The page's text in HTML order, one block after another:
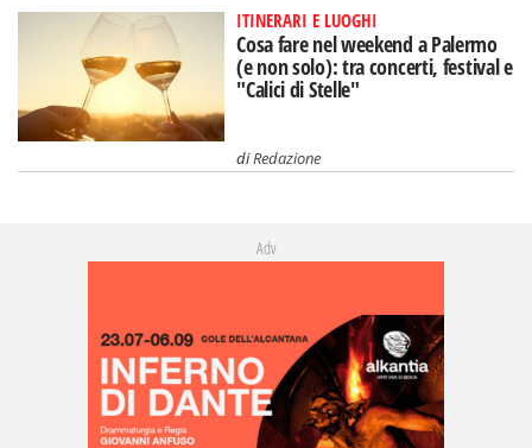
ITINERARI E LUOGHI
Cosa fare nel weekend a Palermo
(e non solo): tra concerti, festival e
"Calici di Stelle"
diRedazione
Adv